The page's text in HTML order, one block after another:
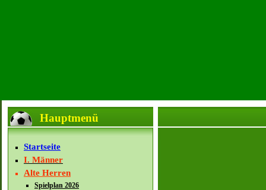
Hauptmenü
Startseite
I. Männer
Alte Herren
Spielplan 2026